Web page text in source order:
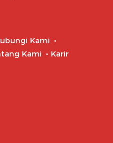
Kami
Kami Karir